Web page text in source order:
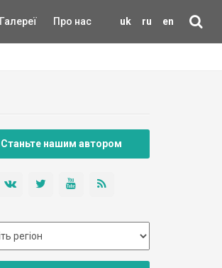
uk ru en
Галереї Про нас
Станьте нашим автором